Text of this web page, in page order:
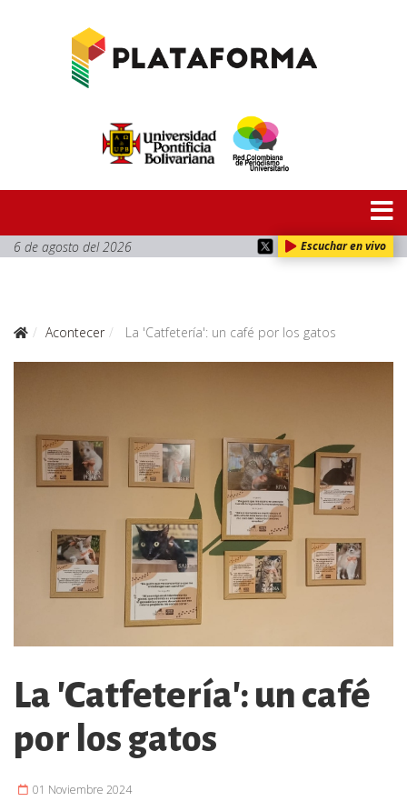
6 de agosto del 2026 Escuchar en vivo
Acontecer La 'Catfetería': un café por los gatos
La 'Catfetería': un café
por los gatos
01 Noviembre 2024